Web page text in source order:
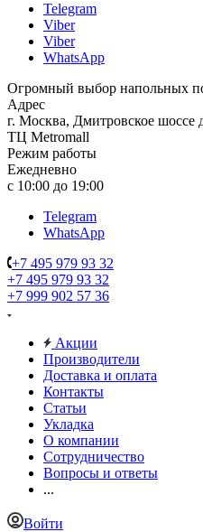
Telegram
Viber
Viber
WhatsApp
Огромный выбор напольных
Адрес
г. Москва, Дмитровское шоссе
ТЦ Metromall
Режим работы
Ежедневно
с 10:00 до 19:00
Telegram
WhatsApp
+7 495 979 93 32
+7 495 979 93 32
+7 999 902 57 36
Акции
Производители
Доставка и оплата
Контакты
Статьи
Укладка
О компании
Сотрудничество
Вопросы и ответы
...
Войти